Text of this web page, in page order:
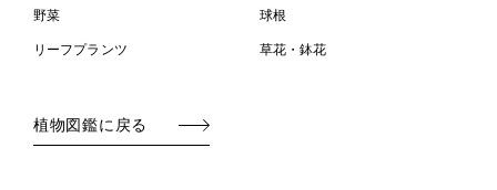
野菜 球根
リーフプランツ 草花・鉢花
植物図鑑に戻る